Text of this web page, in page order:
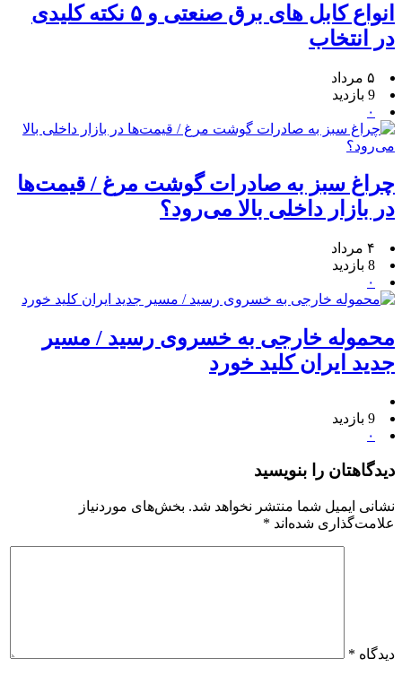
انواع کابل های برق صنعتی و ۵ نکته کلیدی
در انتخاب
۵ مرداد
9 بازدید
۰
چراغ سبز به صادرات گوشت مرغ / قیمت‌ها
در بازار داخلی بالا می‌رود؟
۴ مرداد
8 بازدید
۰
محموله خارجی به خسروی رسید / مسیر
جدید ایران کلید خورد
9 بازدید
۰
دیدگاهتان را بنویسید
نشانی ایمیل شما منتشر نخواهد شد. بخش‌های موردنیاز
علامت‌گذاری شده‌اند *
دیدگاه *